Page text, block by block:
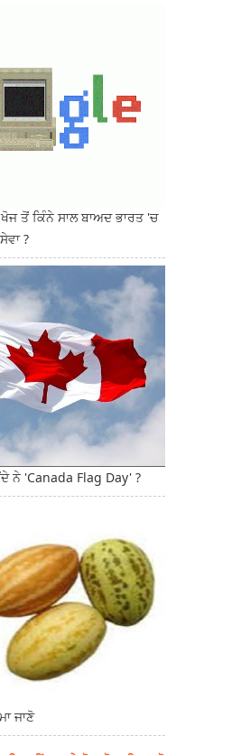
ਤੋਂ ਕਿੰਨੇ ਸਾਲ ਬਾਅਦ ਭਾਰਤ 'ਚ
?
ਨੇ 'Canada Flag Day' ?
ਜਾਣੋ